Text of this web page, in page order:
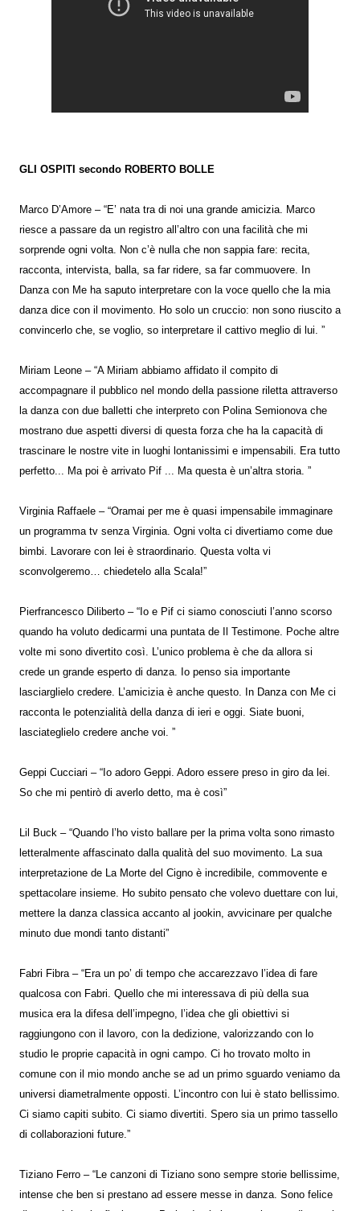
GLI OSPITI secondo ROBERTO BOLLE
Marco D’Amore – “E’ nata tra di noi una grande amicizia. Marco
riesce a passare da un registro all’altro con una facilità che mi
sorprende ogni volta. Non c’è nulla che non sappia fare: recita,
racconta, intervista, balla, sa far ridere, sa far commuovere. In
Danza con Me ha saputo interpretare con la voce quello che la mia
danza dice con il movimento. Ho solo un cruccio: non sono riuscito a
convincerlo che, se voglio, so interpretare il cattivo meglio di lui. ”
Miriam Leone – “A Miriam abbiamo affidato il compito di
accompagnare il pubblico nel mondo della passione riletta attraverso
la danza con due balletti che interpreto con Polina Semionova che
mostrano due aspetti diversi di questa forza che ha la capacità di
trascinare le nostre vite in luoghi lontanissimi e impensabili. Era tutto
perfetto... Ma poi è arrivato Pif ... Ma questa è un’altra storia. ”
Virginia Raffaele – “Oramai per me è quasi impensabile immaginare
un programma tv senza Virginia. Ogni volta ci divertiamo come due
bimbi. Lavorare con lei è straordinario. Questa volta vi
sconvolgeremo… chiedetelo alla Scala!”
Pierfrancesco Diliberto – “Io e Pif ci siamo conosciuti l’anno scorso
quando ha voluto dedicarmi una puntata de Il Testimone. Poche altre
volte mi sono divertito così. L’unico problema è che da allora si
crede un grande esperto di danza. Io penso sia importante
lasciarglielo credere. L’amicizia è anche questo. In Danza con Me ci
racconta le potenzialità della danza di ieri e oggi. Siate buoni,
lasciateglielo credere anche voi. ”
Geppi Cucciari – “Io adoro Geppi. Adoro essere preso in giro da lei.
So che mi pentirò di averlo detto, ma è così”
Lil Buck – “Quando l’ho visto ballare per la prima volta sono rimasto
letteralmente affascinato dalla qualità del suo movimento. La sua
interpretazione de La Morte del Cigno è incredibile, commovente e
spettacolare insieme. Ho subito pensato che volevo duettare con lui,
mettere la danza classica accanto al jookin, avvicinare per qualche
minuto due mondi tanto distanti”
Fabri Fibra – “Era un po’ di tempo che accarezzavo l’idea di fare
qualcosa con Fabri. Quello che mi interessava di più della sua
musica era la difesa dell’impegno, l’idea che gli obiettivi si
raggiungono con il lavoro, con la dedizione, valorizzando con lo
studio le proprie capacità in ogni campo. Ci ho trovato molto in
comune con il mio mondo anche se ad un primo sguardo veniamo da
universi diametralmente opposti. L’incontro con lui è stato bellissimo.
Ci siamo capiti subito. Ci siamo divertiti. Spero sia un primo tassello
di collaborazioni future.”
Tiziano Ferro – “Le canzoni di Tiziano sono sempre storie bellissime,
intense che ben si prestano ad essere messe in danza. Sono felice